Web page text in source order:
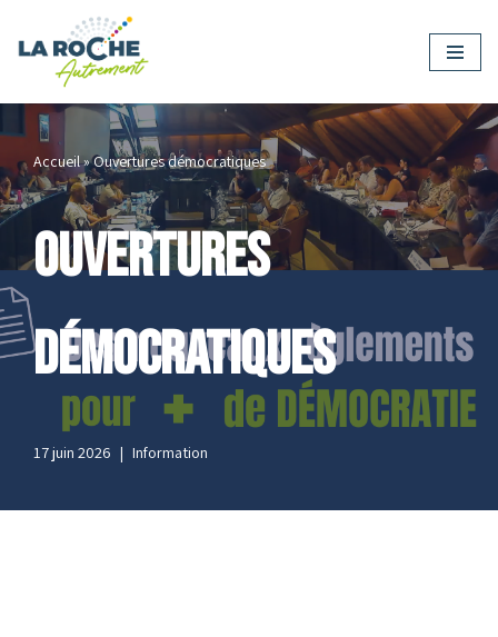
Aller
contenu
Accueil»Ouvertures démocratiques
Ouvertures
démocratiques
17 juin 2026 Information